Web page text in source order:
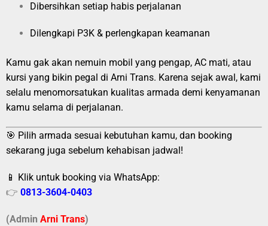
Dibersihkan setiap habis perjalanan
Dilengkapi P3K & perlengkapan keamanan
Kamu gak akan nemuin mobil yang pengap, AC mati, atau
kursi yang bikin pegal di Arni Trans. Karena sejak awal, kami
selalu menomorsatukan kualitas armada demi kenyamanan
kamu selama di perjalanan.
🎯 Pilih armada sesuai kebutuhan kamu, dan booking
sekarang juga sebelum kehabisan jadwal!
📱 Klik untuk booking via WhatsApp:
👉 0813-3604-0403
(Admin Arni Trans)